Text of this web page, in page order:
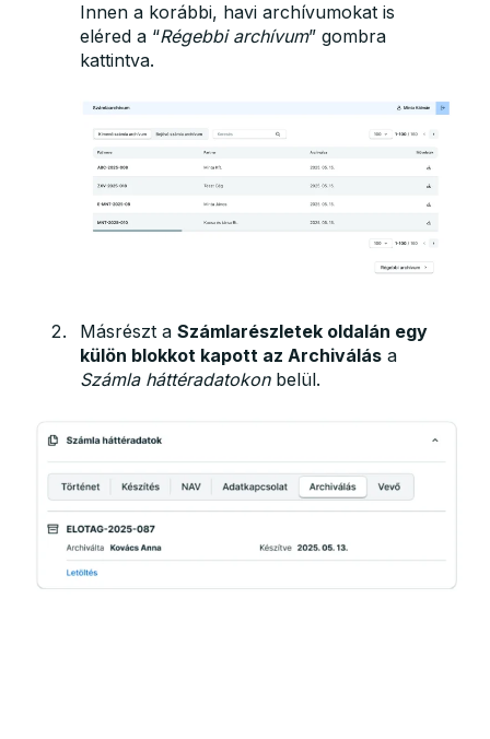
Innen a korábbi, havi archívumokat is
eléred a “Régebbi archívum” gombra
kattintva.
Másrészt a Számlarészletek oldalán egy
külön blokkot kapott az Archiválás a
Számla háttéradatokonbelül.